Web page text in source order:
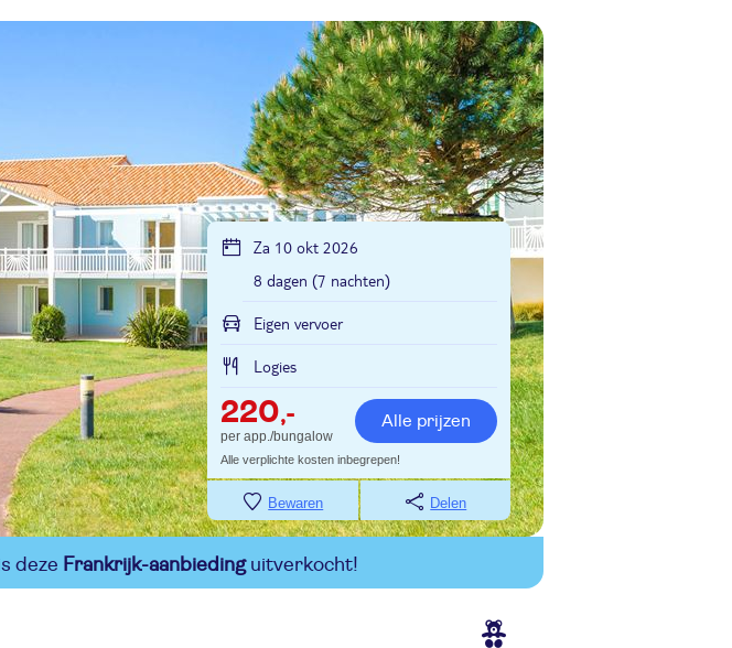
Za 10 okt 2026
8 dagen (7 nachten)
Eigen vervoer
Logies
220,-
per app./bungalow
Alle prijzen
Alle verplichte kosten inbegrepen!
Bewaren Delen
deze Frankrijk-aanbiedinguitverkocht!